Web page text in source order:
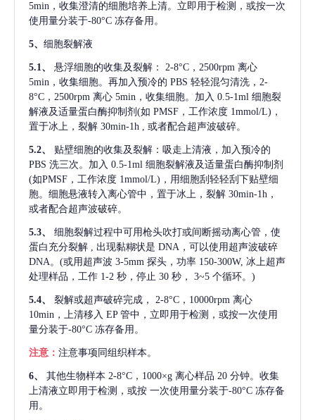
5min，收集澄清的细胞培养上清。立即用于检测，或按一次
使用量分装于-80°C 冻存备用。
5、 细胞裂解液
5.1、 悬浮细胞的收集及裂解：
2-8°C，2500rpm 离心
5min，收集细胞。再加入预冷的 PBS 轻轻混匀清洗，2-
8°C，2500rpm 离心 5min，收集细胞。加入 0.5-1ml 细胞裂
解液及适量蛋白酶抑制剂(如 PMSF，工作浓度 1mmol/L)，
置于冰上，裂解 30min-1h , 或者配合超声波破碎。
5.2、
贴壁细胞的收集及裂解：吸走上清液，加入预冷的
PBS 洗三次。加入 0.5-1ml 细胞裂解液及适量蛋白酶抑制剂
(如PMSF，工作浓度 1mmol/L)，用细胞刮轻轻刮下贴壁细
胞。细胞悬液转入离心管中，置于冰上，裂解 30min-1h，
或者配合超声波破碎。
5.3、
细胞裂解过程中可用枪头吹打或间断摇动离心管，使
蛋白充分裂解 , 出现黏糊状是 DNA，可以使用超声波破碎
DNA。(或用超声波 3-5mm 探头，功率 150-300W, 冰上超声
处理样品，工作 1-2 秒，停止 30 秒， 3~5 个循环。)
5.4、 裂解或超声破碎完成，
2-8°C，10000rpm 离心
10min，上清移入 EP 管中，立即用于检测，或按一次使用
量分装于-80°C 冻存备用。
注意： 注意事项同组织样本。
6、 其他生物样本 2-8°C，1000×g 离心样品 20 分钟。收集
上清液立即用于检测，或按 一次使用量分装于-80°C 冻存备
用。